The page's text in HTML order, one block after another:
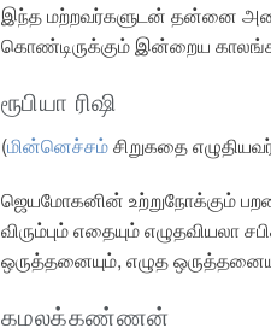
இந்த மற்றவர்களுடன் தன்னை
கொண்டிருக்கும் இன்றைய
ரூபியா ரிஷி
(மின்னெச்சம்சிறுகதை
ஜெயமோகனின் உற்றுநோக்கும்
விரும்பும் எதையும் எழுதவியலா
ஒருத்தனையும், எழுத
கமலக்கண்ணன்